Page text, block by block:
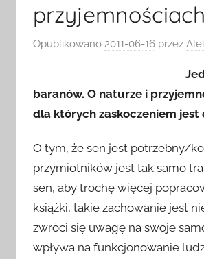
Opublikowano 2011-06-16 przez
baranów. O naturze i
dla których zaskoczeniem jest
O tym, że sen jest potrzebny/
przymiotników jest tak samo
sen, aby trochę więcej
książki, takie zachowanie jest
zwróci się uwagę na swoje
wpływa na funkcjonowanie